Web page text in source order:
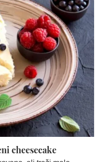
cheesecake